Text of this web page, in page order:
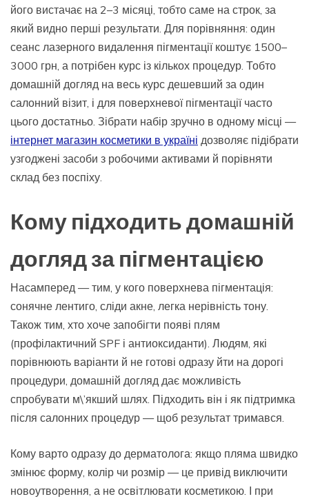
його вистачає на 2–3 місяці, тобто саме на строк, за
який видно перші результати. Для порівняння: один
сеанс лазерного видалення пігментації коштує 1500–
3000 грн, а потрібен курс із кількох процедур. Тобто
домашній догляд на весь курс дешевший за один
салонний візит, і для поверхневої пігментації часто
цього достатньо. Зібрати набір зручно в одному місці —
інтернет магазин косметики в україні дозволяє підібрати
узгоджені засоби з робочими активами й порівняти
склад без поспіху.
Кому підходить домашній
догляд за пігментацією
Насамперед — тим, у кого поверхнева пігментація:
сонячне лентиго, сліди акне, легка нерівність тону.
Також тим, хто хоче запобігти появі плям
(профілактичний SPF і антиоксиданти). Людям, які
порівнюють варіанти й не готові одразу йти на дорогі
процедури, домашній догляд дає можливість
спробувати м\’якший шлях. Підходить він і як підтримка
після салонних процедур — щоб результат тримався.
Кому варто одразу до дерматолога: якщо пляма швидко
змінює форму, колір чи розмір — це привід виключити
новоутворення, а не освітлювати косметикою. І при